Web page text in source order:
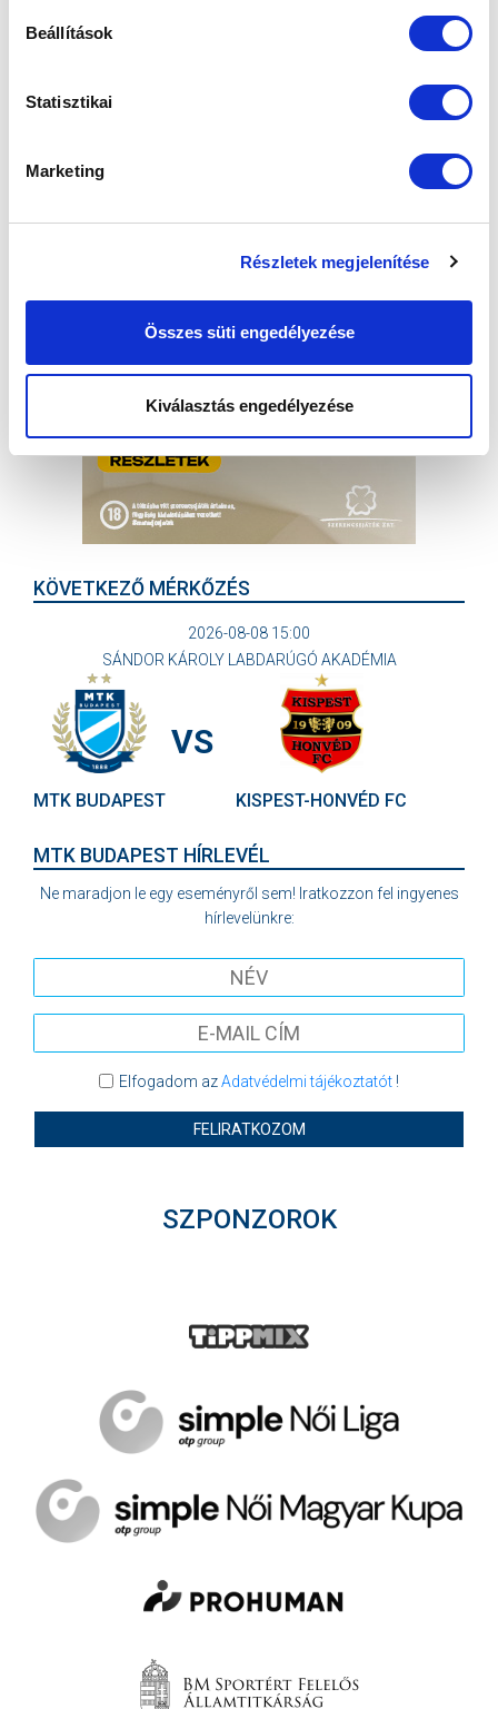
Beállítások
Statisztikai
Marketing
Részletek megjelenítése
Összes süti engedélyezése
Kiválasztás engedélyezése
KÖVETKEZŐ MÉRKŐZÉS
2026-08-08 15:00
SÁNDOR KÁROLY LABDARÚGÓ AKADÉMIA
MTK BUDAPEST
VS
KISPEST-HONVÉD FC
MTK BUDAPEST HÍRLEVÉL
Ne maradjon le egy eseményről sem! Iratkozzon fel ingyenes
hírlevelünkre:
Elfogadom azAdatvédelmi tájékoztatót!
FELIRATKOZOM
SZPONZOROK